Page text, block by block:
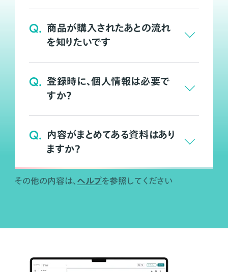
Q. 商品が購入されたあとの流れ
を知りたいです
Q. 登録時に、個人情報は必要で
すか？
Q. 内容がまとめてある資料はあり
ますか？
その他の内容は、 ヘルプを参照してください